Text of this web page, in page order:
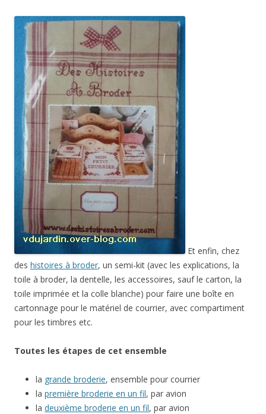
Et enfin, chez
des histoires à broder, un semi-kit (avec les explications, la
toile à broder, la dentelle, les accessoires, sauf le carton, la
toile imprimée et la colle blanche) pour faire une boîte en
cartonnage pour le matériel de courrier, avec compartiment
pour les timbres etc.
Toutes les étapes de cet ensemble
la grande broderie, ensemble pour courrier
la première broderie en un fil, par avion
la deuxième broderie en un fil, par avion